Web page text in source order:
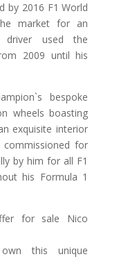
by 2016 F1 World
market for an
driver used the
2009 until his
bespoke
wheels boasting
exquisite interior
for
by him for all F1
his Formula 1
for sale Nico
this unique